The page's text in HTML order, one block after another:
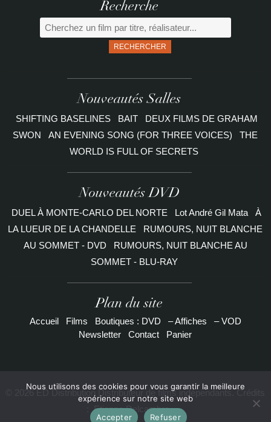
Recherche
RECHERCHER
Nouveautés Salles
SHIFTING BASELINES BAIT
DEUX FILMS DE GRAHAM
SWON
AN EVENING SONG (FOR THREE VOICES)
THE
WORLD IS FULL OF SECRETS
Nouveautés DVD
DUEL À MONTE-CARLO DEL NORTE Lot André Gil Mata
À
LA LUEUR DE LA CHANDELLE
RUMOURS, NUIT BLANCHE
AU SOMMET - DVD
RUMOURS, NUIT BLANCHE AU
SOMMET - BLU-RAY
Plan du site
Accueil Films Boutiques : DVD – Affiches
– VOD
Newsletter
Contact Panier
© 2026 ED Distribution Distributeur de films indépendants. Crédits
Etienne Delcambre
Nous utilisons des cookies pour vous garantir la meilleure
expérience sur notre site web
Accepter
Refuser